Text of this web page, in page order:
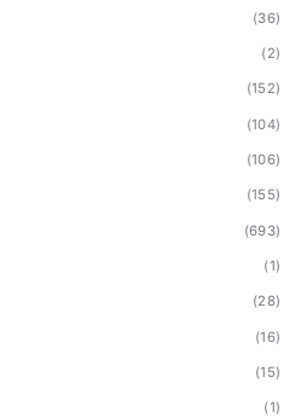
(36)
(2)
(152)
(104)
(106)
(155)
(693)
(1)
(28)
(16)
(15)
(1)